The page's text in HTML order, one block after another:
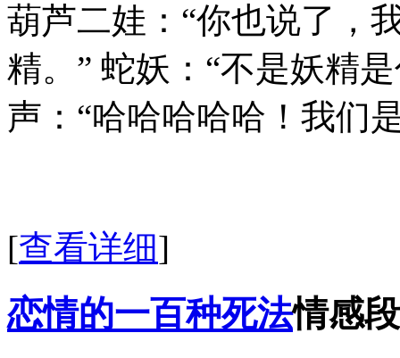
葫芦二娃：“你也说了，
精。” 蛇妖：“不是妖精
声：“哈哈哈哈哈！我们
[查看详细]
恋情的一百种死法情感